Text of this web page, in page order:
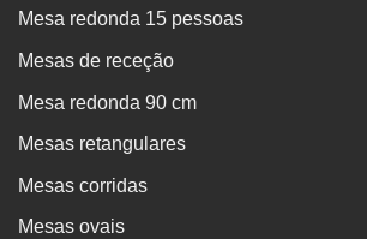
Mesa redonda 15 pessoas
Mesas de receção
Mesa redonda 90 cm
Mesas retangulares
Mesas corridas
Mesas ovais